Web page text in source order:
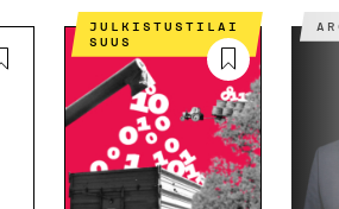
JULKISTUSTILAI
SUUS